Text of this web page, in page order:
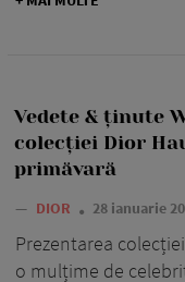
Vedete & ținute
colecției Dior
primăvară
— DIOR 28 ianuarie
Prezentarea
o mulțime de